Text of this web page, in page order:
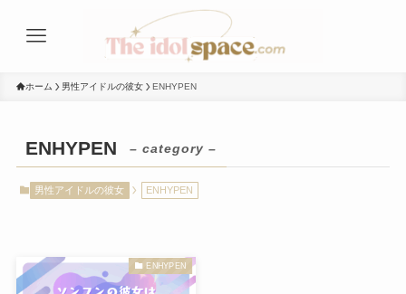
ホーム 男性アイドルの彼女 ENHYPEN
ENHYPEN – category –
男性アイドルの彼女 ENHYPEN
ENHYPEN